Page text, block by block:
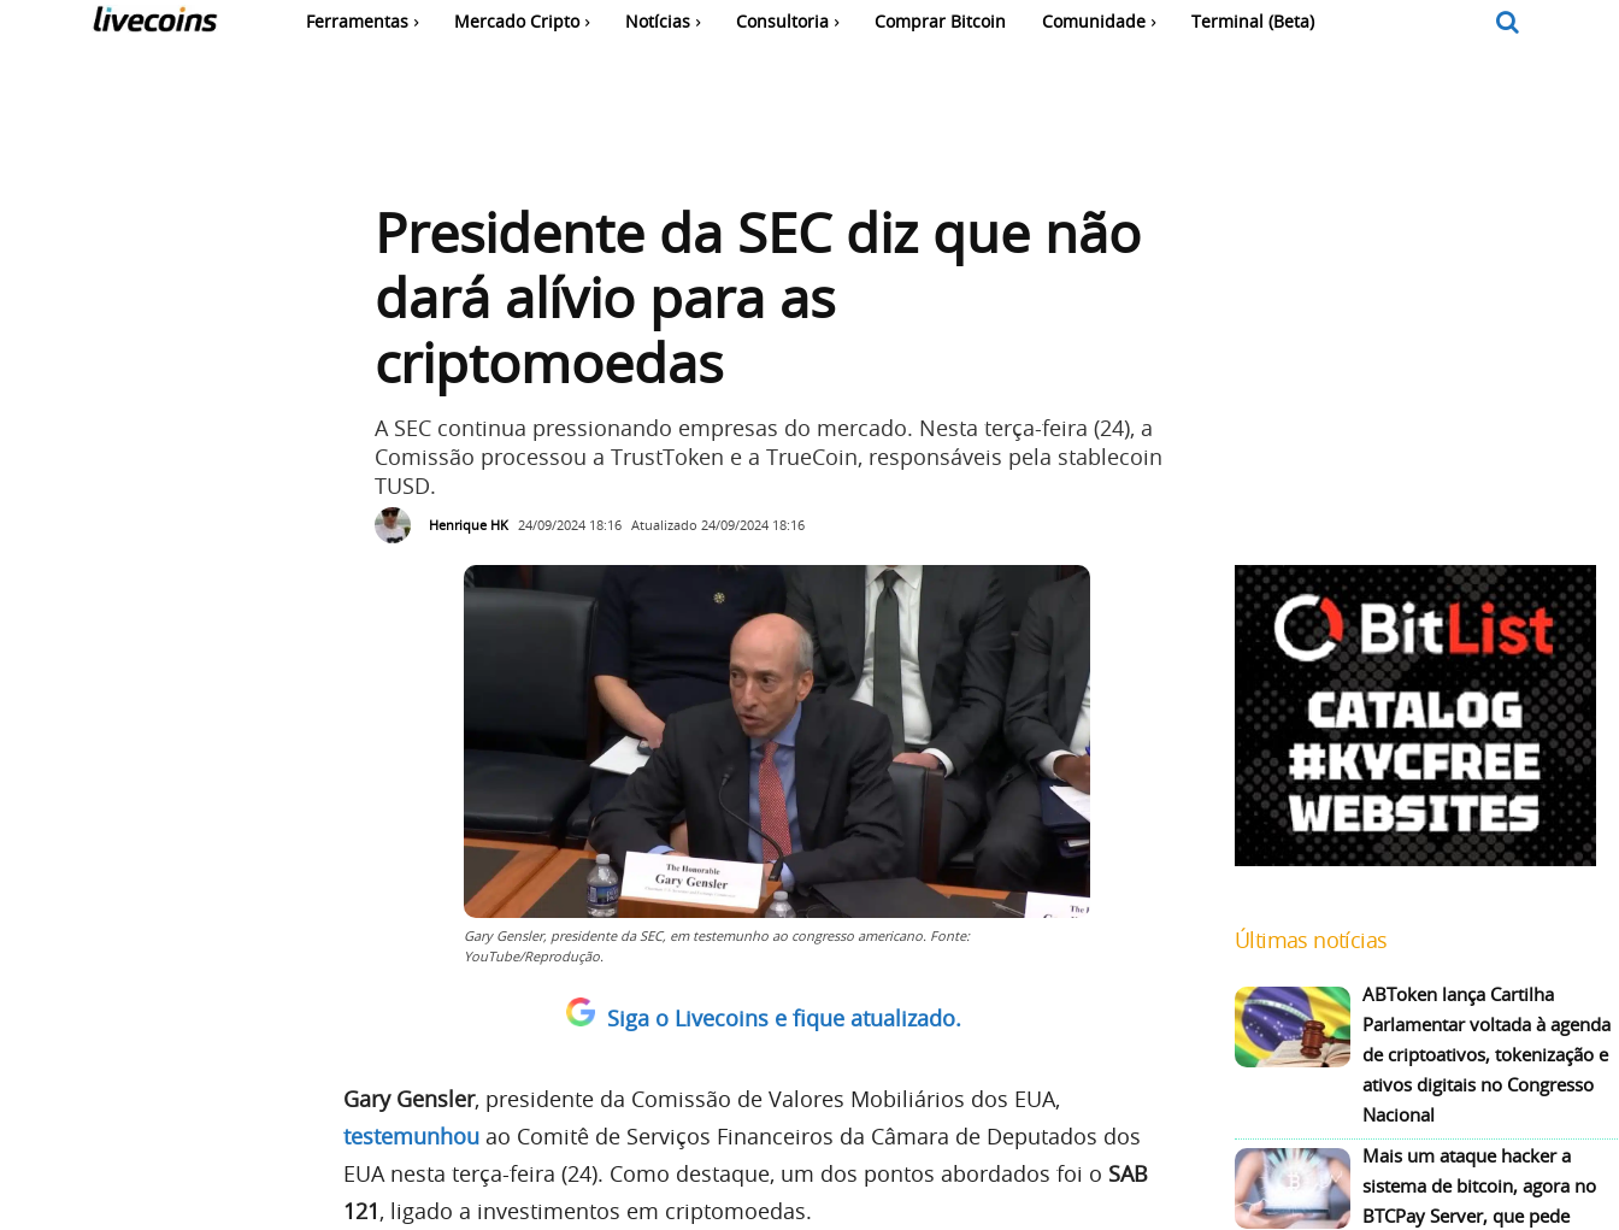
Ferramentas Mercado Cripto Notícias Consultoria Comprar Bitcoin Comunidade Terminal (Beta)
Presidente da SEC diz que não
dará alívio para as
criptomoedas
A SEC continua pressionando empresas do mercado. Nesta terça-feira (24), a
Comissão processou a TrustToken e a TrueCoin, responsáveis pela stablecoin
TUSD.
Henrique HK 24/09/2024 18:16 Atualizado 24/09/2024 18:16
Gary Gensler, presidente da SEC, em testemunho ao congresso americano. Fonte:
YouTube/Reprodução.
Siga o Livecoins e fique atualizado.
Gary Gensler, presidente da Comissão de Valores Mobiliários dos EUA,
testemunhou ao Comitê de Serviços Financeiros da Câmara de Deputados dos
EUA nesta terça-feira (24). Como destaque, um dos pontos abordados foi o SAB
121, ligado a investimentos em criptomoedas.
Últimas notícias
ABToken lança Cartilha
Parlamentar voltada à agenda
de criptoativos, tokenização e
ativos digitais no Congresso
Nacional
Mais um ataque hacker a
sistema de bitcoin, agora no
BTCPay Server, que pede